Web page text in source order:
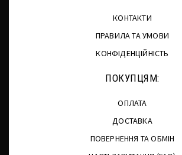
КОНТАКТИ
ПРАВИЛА ТА УМОВИ
КОНФІДЕНЦІЙНІСТЬ
ПОКУПЦЯМ:
ОПЛАТА
ДОСТАВКА
ПОВЕРНЕННЯ ТА ОБМІН